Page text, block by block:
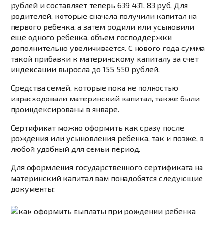
рублей и составляет теперь 639 431, 83 руб. Для
родителей, которые сначала получили капитал на
первого ребенка, а затем родили или усыновили
еще одного ребенка, объем господдержки
дополнительно увеличивается. С нового года сумма
такой прибавки к материнскому капиталу за счет
индексации выросла до 155 550 рублей.
Средства семей, которые пока не полностью
израсходовали материнский капитал, также были
проиндексированы в январе.
Сертификат можнооформить каксразу после
рождения илиусыновления ребенка,так и позже, в
любойудобный длясемьи период.
Дляоформления государственногосертификата на
материнский капитал вам понадобятсяследующие
документы: